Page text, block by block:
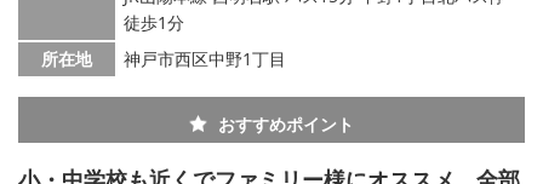
徒歩1分
所在地
神戸市西区中野1丁目
おすすめポイント